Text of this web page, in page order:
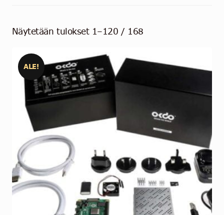
Näytetään tulokset 1–120 / 168
ALE!